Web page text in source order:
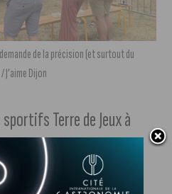
de la précision (et surtout du
Dijon
Terre de Jeux à
: sarbacane (Parc Ecoloisirs